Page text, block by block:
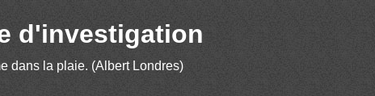
d'investigation
dans la plaie. (Albert Londres)